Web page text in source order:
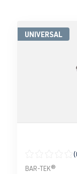
UNIVERSAL
BAR-TEK®